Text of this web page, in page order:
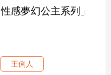
感夢幻公主系列」
王俐人